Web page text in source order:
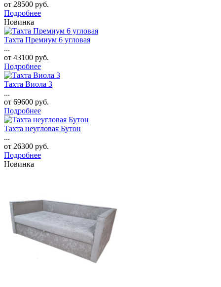
от 28500 руб.
Подробнее
Новинка
Тахта Премиум 6 угловая
...
от 43100 руб.
Подробнее
Тахта Виола 3
...
от 69600 руб.
Подробнее
Тахта неугловая Бутон
...
от 26300 руб.
Подробнее
Новинка